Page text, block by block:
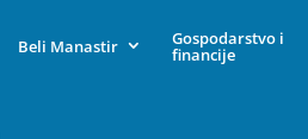
Beli Manastir Gospodarstvo i
financije